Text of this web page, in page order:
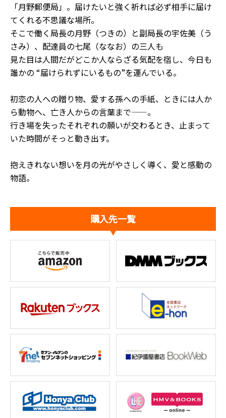
「月野郵便局」。届けたいと強く祈れば必ず相手に届け
てくれる不思議な場所。
そこで働く局長の月野（つきの）と副局長の宇佐美（う
さみ）、配達員の七尾（ななお）の三人も
見た目は人間だがどこか人ならざる気配を宿し、今日も
誰かの “届けられずにいるもの”を運んでいる。
初恋の人への贈り物、愛する孫への手紙、ときには人か
ら動物へ、亡き人からの言葉まで――。
行き場を失ったそれぞれの願いが交わるとき、止まって
いた時間がそっと動き出す。
抱えきれない想いを月の光がやさしく導く、愛と感動の
物語。
購入先一覧